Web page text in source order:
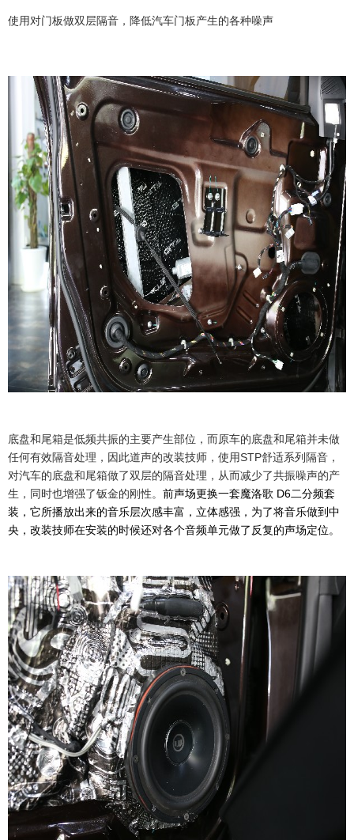
使用对门板做双层隔音，降低汽车门板产生的各种噪声
底盘和尾箱是低频共振的主要产生部位，而原车的底盘和尾箱并未做
任何有效隔音处理，因此道声的改装技师，使用STP舒适系列隔音，
对汽车的底盘和尾箱做了双层的隔音处理，从而减少了共振噪声的产
生，同时也增强了钣金的刚性。 前声场更换一套魔洛歌 D6二分频套
装，它所播放出来的音乐层次感丰富，立体感强，为了将音乐做到中
央，改装技师在安装的时候还对各个音频单元做了反复的声场定位。